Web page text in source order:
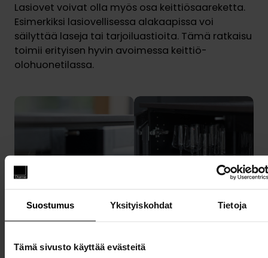
Suostumus Yksityiskohdat Tietoja
Tämä sivusto käyttää evästeitä
Lasiovet voivat olla myös osa keittiösaareketta.
Esimerkiksi lasiovellisessa alakaapissa voi
säilyttää laseja tai tarjoiluastioita. Tämä ratkaisu
toimii erityisen hyvin avoimessa keittiö-
olohuonetilassa.